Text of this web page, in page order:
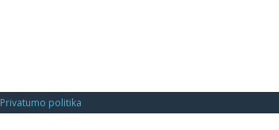
Privatumo politika